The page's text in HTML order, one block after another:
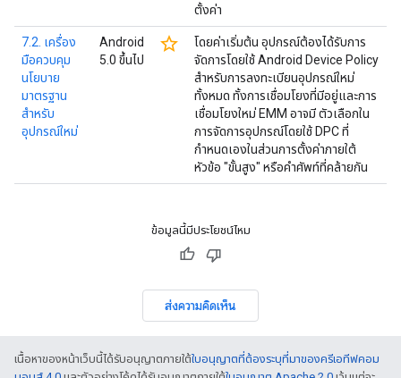
ตั้งค่า
7.2. เครื่อง
มือควบคุม
นโยบาย
มาตรฐาน
สำหรับ
อุปกรณ์ใหม่
Android
5.0 ขึ้นไป
star_border
โดยค่าเริ่มต้น อุปกรณ์ต้องได้รับการ
จัดการโดยใช้ Android Device Policy
สำหรับการลงทะเบียนอุปกรณ์ใหม่
ทั้งหมด ทั้งการเชื่อมโยงที่มีอยู่และการ
เชื่อมโยงใหม่ EMM อาจมี ตัวเลือกใน
การจัดการอุปกรณ์โดยใช้ DPC ที่
กำหนดเองในส่วนการตั้งค่าภายใต้
หัวข้อ "ขั้นสูง" หรือคำศัพท์ที่คล้ายกัน
ข้อมูลนี้มีประโยชน์ไหม
ส่งความคิดเห็น
เนื้อหาของหน้าเว็บนี้ได้รับอนุญาตภายใต้ใบอนุญาตที่ต้องระบุที่มาของครีเอทีฟคอม